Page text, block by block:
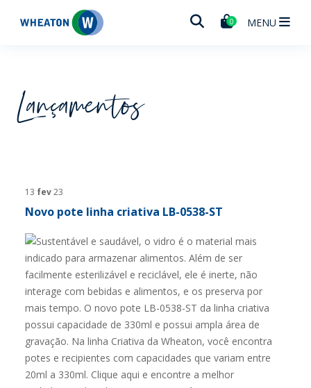
Wheaton 0 MENU
Lançamentos
13 fev23
Novo pote linha criativa LB-0538-ST